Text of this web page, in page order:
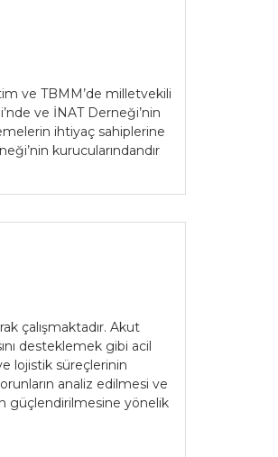
ve TBMM’de milletvekili
ve İNAT Derneği’nin
ihtiyaç sahiplerine
kurucularındandır
çalışmaktadır. Akut
desteklemek gibi acil
lojistik süreçlerinin
analiz edilmesi ve
güçlendirilmesine yönelik